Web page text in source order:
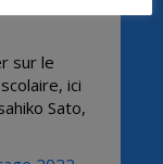
sur le
ici
Sato,